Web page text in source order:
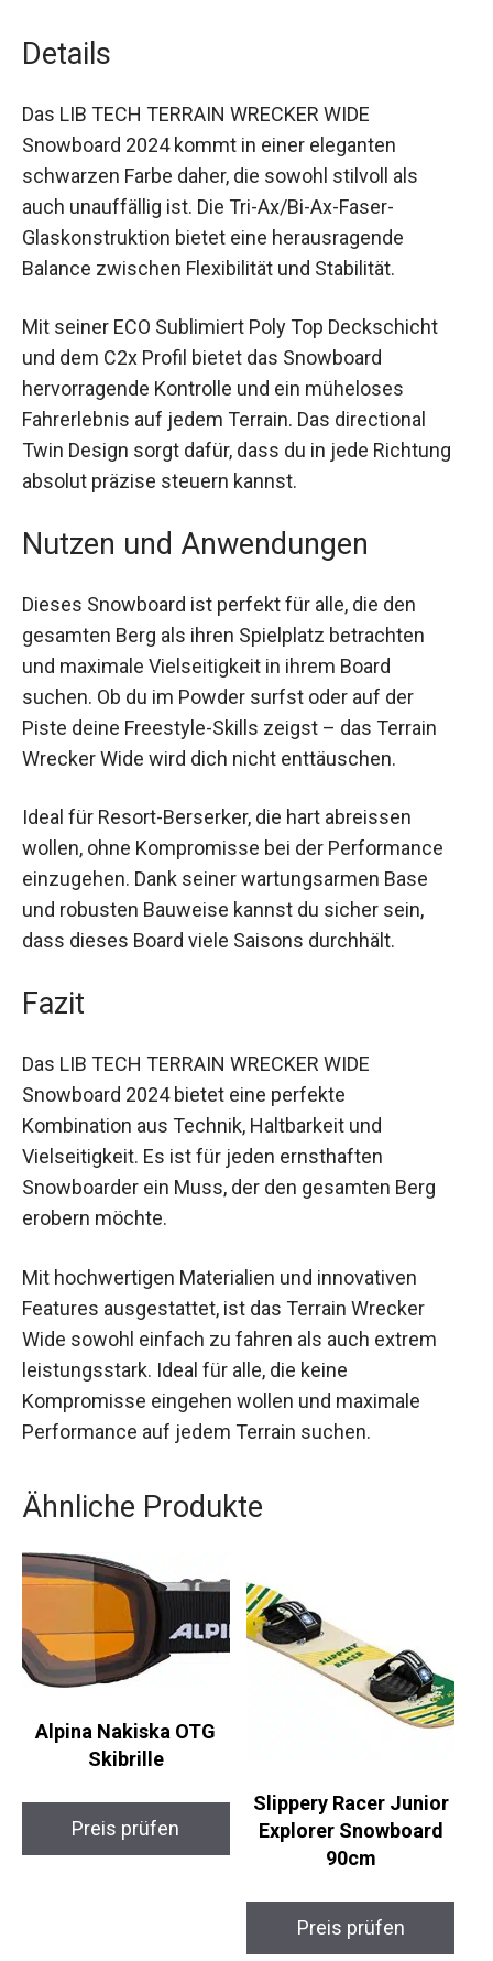
Details
Das LIB TECH TERRAIN WRECKER WIDE
Snowboard 2024 kommt in einer eleganten
schwarzen Farbe daher, die sowohl stilvoll als
auch unauffällig ist. Die Tri-Ax/Bi-Ax-Faser-
Glaskonstruktion bietet eine herausragende
Balance zwischen Flexibilität und Stabilität.
Mit seiner ECO Sublimiert Poly Top Deckschicht
und dem C2x Profil bietet das Snowboard
hervorragende Kontrolle und ein müheloses
Fahrerlebnis auf jedem Terrain. Das directional
Twin Design sorgt dafür, dass du in jede Richtung
absolut präzise steuern kannst.
Nutzen und Anwendungen
Dieses Snowboard ist perfekt für alle, die den
gesamten Berg als ihren Spielplatz betrachten
und maximale Vielseitigkeit in ihrem Board
suchen. Ob du im Powder surfst oder auf der
Piste deine Freestyle-Skills zeigst – das Terrain
Wrecker Wide wird dich nicht enttäuschen.
Ideal für Resort-Berserker, die hart abreissen
wollen, ohne Kompromisse bei der Performance
einzugehen. Dank seiner wartungsarmen Base
und robusten Bauweise kannst du sicher sein,
dass dieses Board viele Saisons durchhält.
Fazit
Das LIB TECH TERRAIN WRECKER WIDE
Snowboard 2024 bietet eine perfekte
Kombination aus Technik, Haltbarkeit und
Vielseitigkeit. Es ist für jeden ernsthaften
Snowboarder ein Muss, der den gesamten Berg
erobern möchte.
Mit hochwertigen Materialien und innovativen
Features ausgestattet, ist das Terrain Wrecker
Wide sowohl einfach zu fahren als auch extrem
leistungsstark. Ideal für alle, die keine
Kompromisse eingehen wollen und maximale
Performance auf jedem Terrain suchen.
Ähnliche Produkte
Alpina Nakiska OTG
Skibrille
Preis prüfen
Slippery Racer Junior
Explorer Snowboard
90cm
Preis prüfen